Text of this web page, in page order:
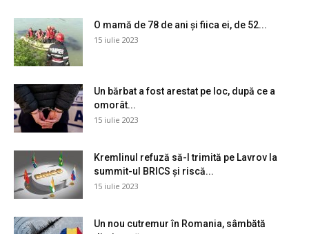
O mamă de 78 de ani și fiica ei, de 52...
15 iulie 2023
Un bărbat a fost arestat pe loc, după ce a
omorât...
15 iulie 2023
Kremlinul refuză să-l trimită pe Lavrov la
summit-ul BRICS și riscă...
15 iulie 2023
Un nou cutremur în Romania, sâmbătă